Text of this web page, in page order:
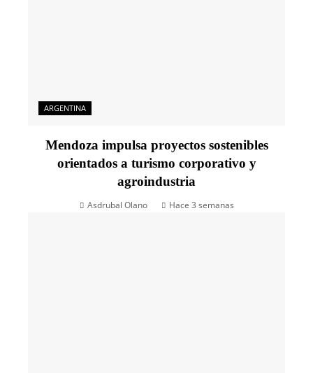
ARGENTINA
Mendoza impulsa proyectos sostenibles
orientados a turismo corporativo y
agroindustria
Asdrubal Olano Hace 3 semanas